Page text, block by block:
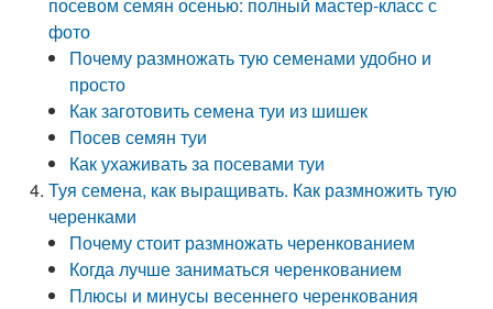
фото
Почему размножать тую семенами удобно и
просто
Как заготовить семена туи из шишек
Посев семян туи
Как ухаживать за посевами туи
Туя семена, как выращивать. Как размножить тую
черенками
Почему стоит размножать черенкованием
Когда лучше заниматься черенкованием
Плюсы и минусы весеннего черенкования